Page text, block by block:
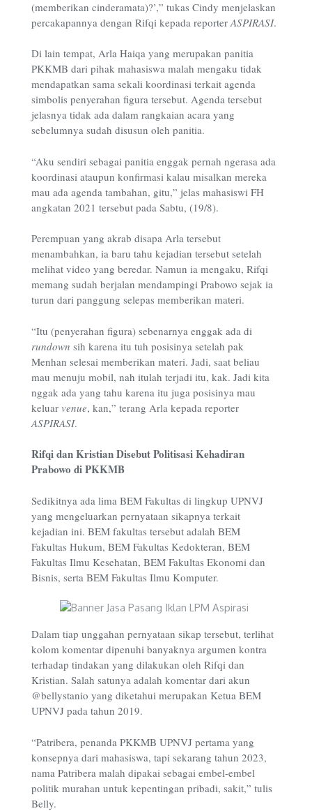
(memberikan cinderamata)?’,” tukas Cindy menjelaskan
percakapannya dengan Rifqi kepada reporter ASPIRASI.
Di lain tempat, Arla Haiqa yang merupakan panitia
PKKMB dari pihak mahasiswa malah mengaku tidak
mendapatkan sama sekali koordinasi terkait agenda
simbolis penyerahan figura tersebut. Agenda tersebut
jelasnya tidak ada dalam rangkaian acara yang
sebelumnya sudah disusun oleh panitia.
“Aku sendiri sebagai panitia enggak pernah ngerasa ada
koordinasi ataupun konfirmasi kalau misalkan mereka
mau ada agenda tambahan, gitu,” jelas mahasiswi FH
angkatan 2021 tersebut pada Sabtu, (19/8).
Perempuan yang akrab disapa Arla tersebut
menambahkan, ia baru tahu kejadian tersebut setelah
melihat video yang beredar. Namun ia mengaku, Rifqi
memang sudah berjalan mendampingi Prabowo sejak ia
turun dari panggung selepas memberikan materi.
“Itu (penyerahan figura) sebenarnya enggak ada di
rundown sih karena itu tuh posisinya setelah pak
Menhan selesai memberikan materi. Jadi, saat beliau
mau menuju mobil, nah itulah terjadi itu, kak. Jadi kita
nggak ada yang tahu karena itu juga posisinya mau
keluar venue, kan,” terang Arla kepada reporter
ASPIRASI.
Rifqi dan Kristian Disebut Politisasi Kehadiran
Prabowo di PKKMB
Sedikitnya ada lima BEM Fakultas di lingkup UPNVJ
yang mengeluarkan pernyataan sikapnya terkait
kejadian ini. BEM fakultas tersebut adalah BEM
Fakultas Hukum, BEM Fakultas Kedokteran, BEM
Fakultas Ilmu Kesehatan, BEM Fakultas Ekonomi dan
Bisnis, serta BEM Fakultas Ilmu Komputer.
Dalam tiap unggahan pernyataan sikap tersebut, terlihat
kolom komentar dipenuhi banyaknya argumen kontra
terhadap tindakan yang dilakukan oleh Rifqi dan
Kristian. Salah satunya adalah komentar dari akun
@bellystanio yang diketahui merupakan Ketua BEM
UPNVJ pada tahun 2019.
“Patribera, penanda PKKMB UPNVJ pertama yang
konsepnya dari mahasiswa, tapi sekarang tahun 2023,
nama Patribera malah dipakai sebagai embel-embel
politik murahan untuk kepentingan pribadi, sakit,” tulis
Belly.